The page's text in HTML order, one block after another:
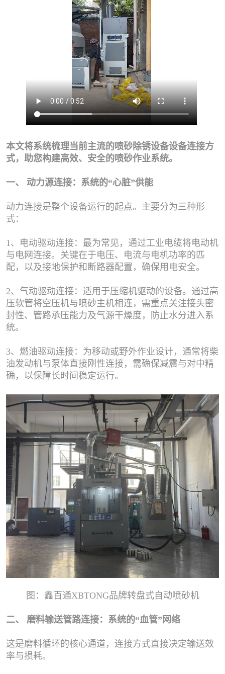
本文将系统梳理当前主流的喷砂除锈设备设备连接方
式，助您构建高效、安全的喷砂作业系统。
一、 动力源连接：系统的“心脏”供能
动力连接是整个设备运行的起点。主要分为三种形
式：
1、电动驱动连接：最为常见，通过工业电缆将电动机
与电网连接。关键在于电压、电流与电机功率的匹
配，以及接地保护和断路器配置，确保用电安全。
2、气动驱动连接：适用于压缩机驱动的设备。通过高
压软管将空压机与喷砂主机相连，需重点关注接头密
封性、管路承压能力及气源干燥度，防止水分进入系
统。
3、燃油驱动连接：为移动或野外作业设计，通常将柴
油发动机与泵体直接刚性连接，需确保减震与对中精
确，以保障长时间稳定运行。
图：鑫百通XBTONG品牌转盘式自动喷砂机
二、 磨料输送管路连接：系统的“血管”网络
这是磨料循环的核心通道，连接方式直接决定输送效
率与损耗。